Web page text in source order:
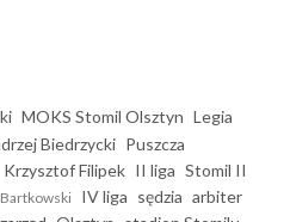
MOKS Stomil Olsztyn Legia
Biedrzycki Puszcza
Krzysztof Filipek II liga Stomil II
IV liga sędzia arbiter